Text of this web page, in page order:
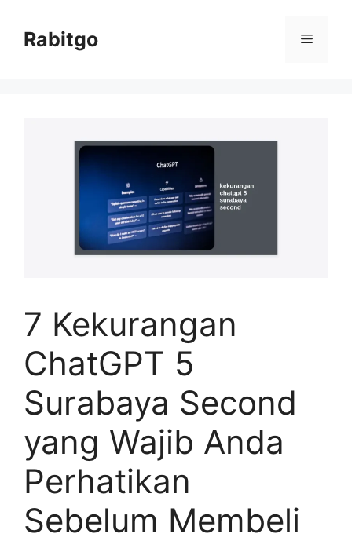
contentRabitgo Menu
7 Kekurangan
ChatGPT 5
Surabaya Second
yang Wajib Anda
Perhatikan
Sebelum Membeli